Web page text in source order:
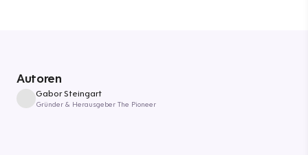
Autoren
Gabor Steingart
Gründer & Herausgeber The Pioneer